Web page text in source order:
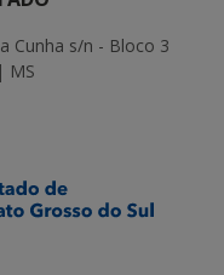
Cunha s/n - Bloco 3
MS